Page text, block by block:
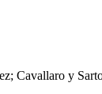
Cavallaro y